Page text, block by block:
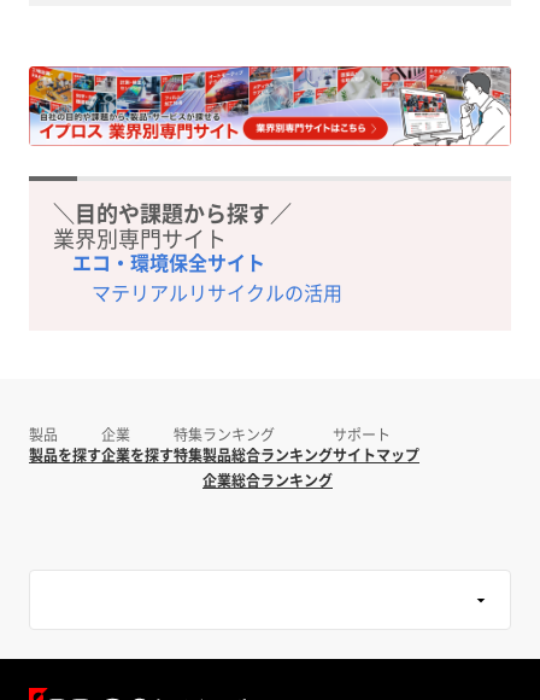
＼目的や課題から探す／
業界別専門サイト
エコ・環境保全サイト
マテリアルリサイクルの活用
製品
製品を探す
企業
企業を探す
特集
特集
ランキング
製品総合ランキング
企業総合ランキング
サポート
サイトマップ